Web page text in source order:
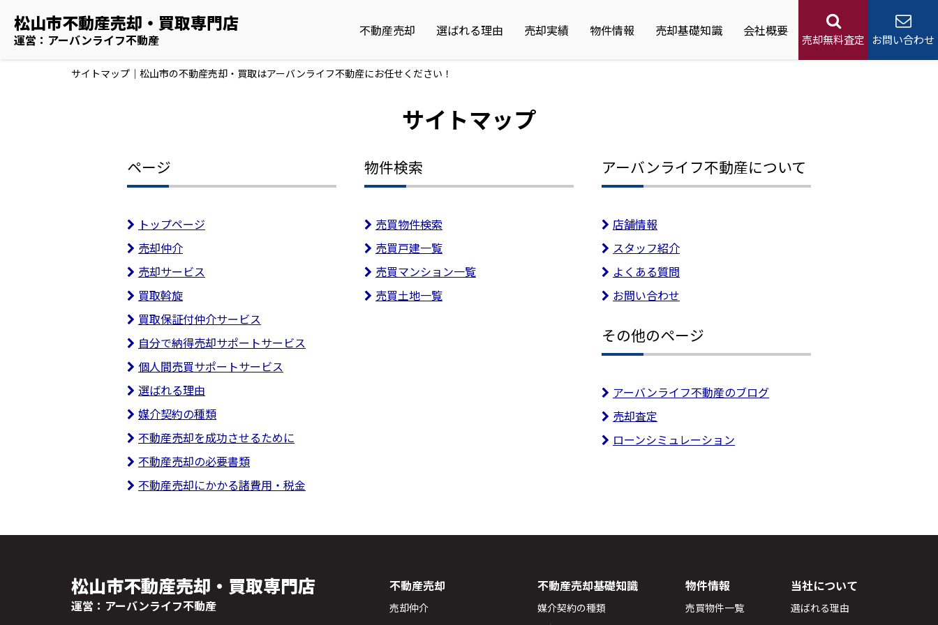
松山市不動産売却・買取専門店
運営：アーバンライフ不動産
不動産売却 選ばれる理由 売却実績 物件情報 売却基礎知識 会社概要
売却無料査定 お問い合わせ
サイトマップ｜松山市の不動産売却・買取はアーバンライフ不動産にお任せください！
サイトマップ
ページ
トップページ
売却仲介
売却サービス
買取斡旋
買取保証付仲介サービス
自分で納得売却サポートサービス
個人間売買サポートサービス
選ばれる理由
媒介契約の種類
不動産売却を成功させるために
不動産売却の必要書類
不動産売却にかかる諸費用・税金
物件検索
売買物件検索
売買戸建一覧
売買マンション一覧
売買土地一覧
アーバンライフ不動産について
店舗情報
スタッフ紹介
よくある質問
お問い合わせ
その他のページ
アーバンライフ不動産のブログ
売却査定
ローンシミュレーション
松山市不動産売却・買取専門店
運営：アーバンライフ不動産
不動産売却
売却仲介
不動産売却基礎知識
媒介契約の種類
物件情報
売買物件一覧
当社について
選ばれる理由